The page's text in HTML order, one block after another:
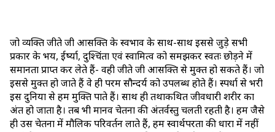
जो व्यक्ति जीते जी आसक्ति के स्वभाव के साथ-साथ इससे जुड़े सभी
प्रकार के भय, ईर्ष्या, दुश्चिंता एवं स्वामित्व को समझकर स्वतः छोड़ने में
समानता प्राप्त कर लेते हैं- वही जीते जी आसक्ति से मुक्त हो सकते हैं। जो
इससे मुक्त हो जाते हैं वे ही परम सौन्दर्य को उपलब्ध होते हैं। स्पर्धा से भरी
इस दुनिया से हम मुक्ति पाते हैं। साथ ही तथाकथित जीवधारी शरीर का
अंत हो जाता है। तब भी मानव चेतना की अंतर्वस्तु चलती रहती है। हम जैसे
ही उस चेतना में मौलिक परिवर्तन लाते हैं, हम स्वार्थपरता की धारा में नहीं